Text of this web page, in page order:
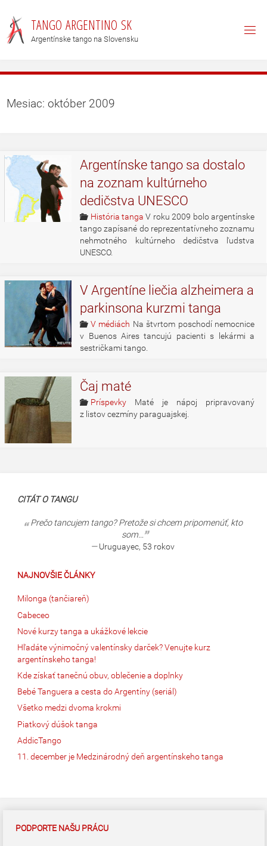
TANGO ARGENTINO SK
Argentínske tango na Slovensku
Mesiac: október 2009
Argentínske tango sa dostalo
na zoznam kultúrneho
dedičstva UNESCO
História tanga V roku 2009 bolo argentínske
tango zapísané do reprezentatívneho zoznamu
nehmotného kultúrneho dedičstva ľudstva
UNESCO.
V Argentíne liečia alzheimera a
parkinsona kurzmi tanga
V médiách Na štvrtom poschodí nemocnice
v Buenos Aires tancujú pacienti s lekármi a
sestričkami tango.
Čaj maté
PríspevkyMaté je nápoj pripravovaný
z listov cezmíny paraguajskej.
CITÁT O TANGU
Prečo tancujem tango? Pretože si chcem pripomenúť, kto
som…
—Uruguayec, 53 rokov
NAJNOVŠIE ČLÁNKY
Milonga (tančiareň)
Cabeceo
Nové kurzy tanga a ukážkové lekcie
Hľadáte výnimočný valentínsky darček? Venujte kurz
argentínskeho tanga!
Kde získať tanečnú obuv, oblečenie a doplnky
Bebé Tanguera a cesta do Argentíny (seriál)
Všetko medzi dvoma krokmi
Piatkový dúšok tanga
AddicTango
11. december je Medzinárodný deň argentínskeho tanga
PODPORTE NAŠU PRÁCU